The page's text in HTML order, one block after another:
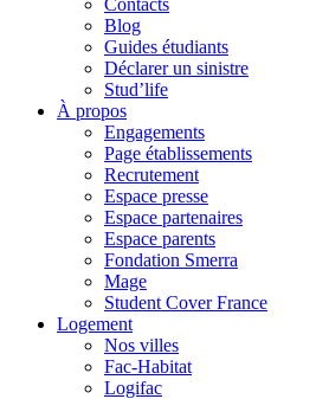
Blog
Guides étudiants
Déclarer un sinistre
Stud’life
À propos
Engagements
Page établissements
Recrutement
Espace presse
Espace partenaires
Espace parents
Fondation Smerra
Mage
Student Cover France
Logement
Nos villes
Fac-Habitat
Logifac